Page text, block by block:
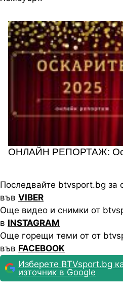
ОНЛАЙН РЕПОРТАЖ:
Последвайте btvsport.bg за
във VIBER
Още видео и снимки от
в INSTAGRAM
Още горещи теми от от
във FACEBOOK
Изберете BTVsport.bg
източник в Google